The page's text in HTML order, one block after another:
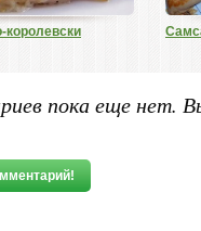
королевски
пока еще нет.